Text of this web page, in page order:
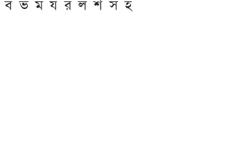
ব ভ ম য র ল শ স হ